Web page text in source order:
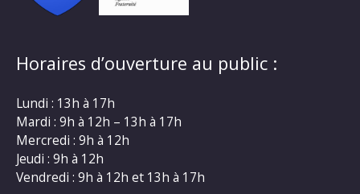
Horaires d’ouverture au public :
Lundi : 13h à 17h
Mardi : 9h à 12h – 13h à 17h
Mercredi : 9h à 12h
Jeudi : 9h à 12h
Vendredi : 9h à 12h et 13h à 17h